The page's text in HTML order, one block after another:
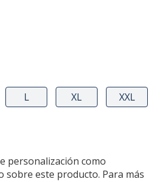
L XL
XXL
personalización como
sobre este producto. Para más